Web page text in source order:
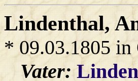
Lindenthal,
* 09.03.1805 in
Vater: